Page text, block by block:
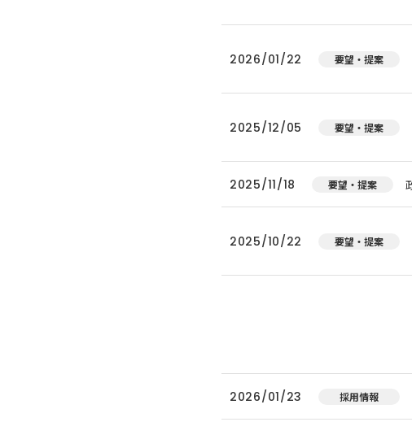
2026/01/22 要望・提案
2025/12/05 要望・提案
2025/11/18 要望・提案
2025/10/22 要望・提案
2026/01/23 採用情報